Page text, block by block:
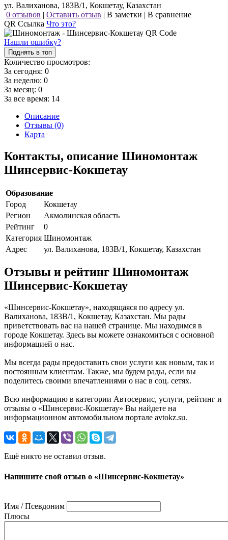
ул. Валиханова, 183В/1, Кокшетау, Казахстан
0 отзывов | Оставить отзыв | В заметки | В сравнение
QR Ссылка Что это?
Нашли ошибку?
Поднять в топ
Количество просмотров:
За сегодня: 0
За неделю: 0
За месяц: 0
За все время: 14
Описание
Отзывы (0)
Карта
Контакты, описание Шиномонтаж
Шинсервис-Кокшетау
Образование
Город
Кокшетау
Регион
Акмолинская область
Рейтинг
0
Категория Шиномонтаж
Адрес
ул. Валиханова, 183В/1, Кокшетау, Казахстан
Отзывы и рейтинг Шиномонтаж
Шинсервис-Кокшетау
«Шинсервис-Кокшетау», находящаяся по адресу ул.
Валиханова, 183В/1, Кокшетау, Казахстан. Мы рады
приветствовать вас на нашей странице. Мы находимся в
городе Кокшетау. Здесь вы можете ознакомиться с основной
информацией о нас.
Мы всегда рады предоставить свои услуги как новым, так и
постоянным клиентам. Также, мы будем рады, если вы
поделитесь своими впечатлениями о нас в соц. сетях.
Всю информацию в категории Автосервис, услуги, рейтинг и
отзывы о «Шинсервис-Кокшетау» Вы найдете на
информационном автомобильном портале avtokz.su.
Ещё никто не оставил отзыв.
Напишите свой отзыв о «Шинсервис-Кокшетау»
Имя / Псевдоним
Плюсы